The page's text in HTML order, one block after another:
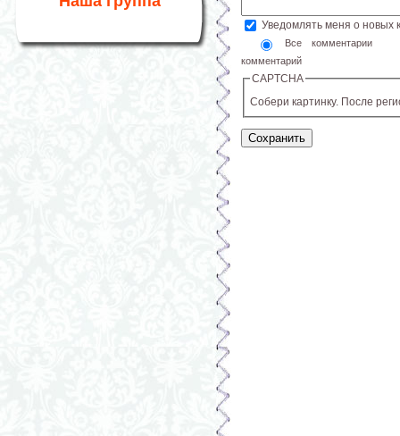
Уведомлять меня о новых
Все комментарии
комментарий
CAPTCHA
Собери картинку. После